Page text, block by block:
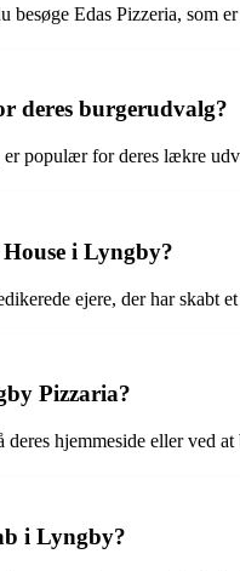
Edas Pizzeria, som
deres burgerudvalg?
populær for deres lækre
i Lyngby?
ejere, der har skabt
Pizzaria?
hjemmeside eller ved at
i Lyngby?